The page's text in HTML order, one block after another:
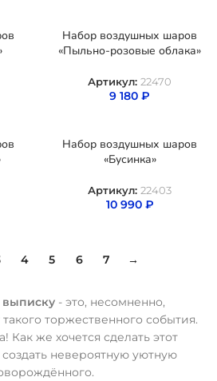
Набор воздушных шаров
«Пыльно-розовые облака»
Артикул: 22470
9 180 ₽
Набор воздушных шаров
«Бусинка»
Артикул: 22403
10 990 ₽
4 5 6 7 →
- это, несомненно,
торжественного события.
же хочется сделать этот
невероятную уютную